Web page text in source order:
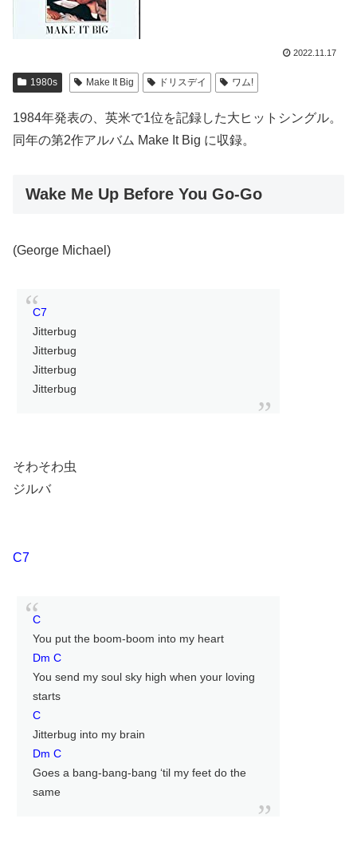
2022.11.17
1980s Make It Big ドリスデイ ワム!
1984年発表の、英米で1位を記録した大ヒットシングル。
同年の第2作アルバム Make It Big に収録。
Wake Me Up Before You Go-Go
(George Michael)
C7
Jitterbug
Jitterbug
Jitterbug
Jitterbug
そわそわ虫
ジルバ
C7
C
You put the boom-boom into my heart
Dm C
You send my soul sky high when your loving
starts
C
Jitterbug into my brain
Dm C
Goes a bang-bang-bang ‘til my feet do the
same